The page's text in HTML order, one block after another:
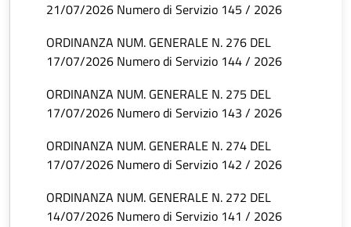
21/07/2026 Numero di Servizio 145 / 2026
ORDINANZA NUM. GENERALE N. 276 DEL
17/07/2026 Numero di Servizio 144 / 2026
ORDINANZA NUM. GENERALE N. 275 DEL
17/07/2026 Numero di Servizio 143 / 2026
ORDINANZA NUM. GENERALE N. 274 DEL
17/07/2026 Numero di Servizio 142 / 2026
ORDINANZA NUM. GENERALE N. 272 DEL
14/07/2026 Numero di Servizio 141 / 2026